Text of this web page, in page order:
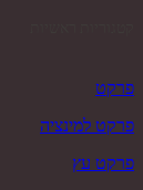
פרקט
פרקט למינציה
פרקט עץ